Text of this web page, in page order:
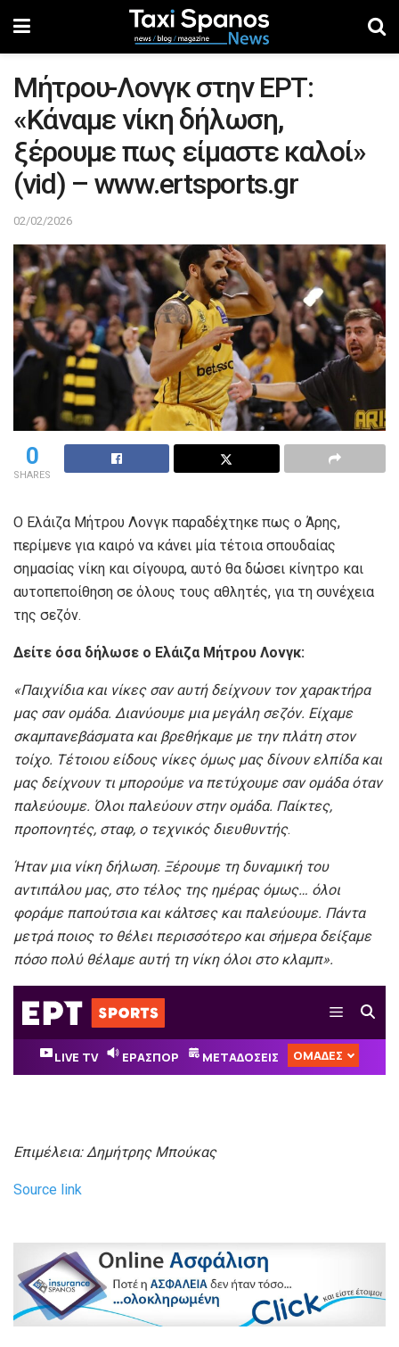
Μήτρου-Λονγκ στην ΕΡΤ:
«Κάναμε νίκη δήλωση,
ξέρουμε πως είμαστε καλοί»
(vid) – www.ertsports.gr
02/02/2026
0
SHARES
Ο Ελάιζα Μήτρου Λονγκ παραδέχτηκε πως ο Άρης,
περίμενε για καιρό να κάνει μία τέτοια σπουδαίας
σημασίας νίκη και σίγουρα, αυτό θα δώσει κίνητρο και
αυτοπεποίθηση σε όλους τους αθλητές, για τη συνέχεια
της σεζόν.
Δείτε όσα δήλωσε ο Ελάιζα Μήτρου Λονγκ:
«Παιχνίδια και νίκες σαν αυτή δείχνουν τον χαρακτήρα
μας σαν ομάδα. Διανύουμε μια μεγάλη σεζόν. Είχαμε
σκαμπανεβάσματα και βρεθήκαμε με την πλάτη στον
τοίχο. Τέτοιου είδους νίκες όμως μας δίνουν ελπίδα και
μας δείχνουν τι μπορούμε να πετύχουμε σαν ομάδα όταν
παλεύουμε. Όλοι παλεύουν στην ομάδα. Παίκτες,
προπονητές, σταφ, ο τεχνικός διευθυντής.
Ήταν μια νίκη δήλωση. Ξέρουμε τη δυναμική του
αντιπάλου μας, στο τέλος της ημέρας όμως… όλοι
φοράμε παπούτσια και κάλτσες και παλεύουμε. Πάντα
μετρά ποιος το θέλει περισσότερο και σήμερα δείξαμε
πόσο πολύ θέλαμε αυτή τη νίκη όλοι στο κλαμπ».
Επιμέλεια: Δημήτρης Μπούκας
Source link